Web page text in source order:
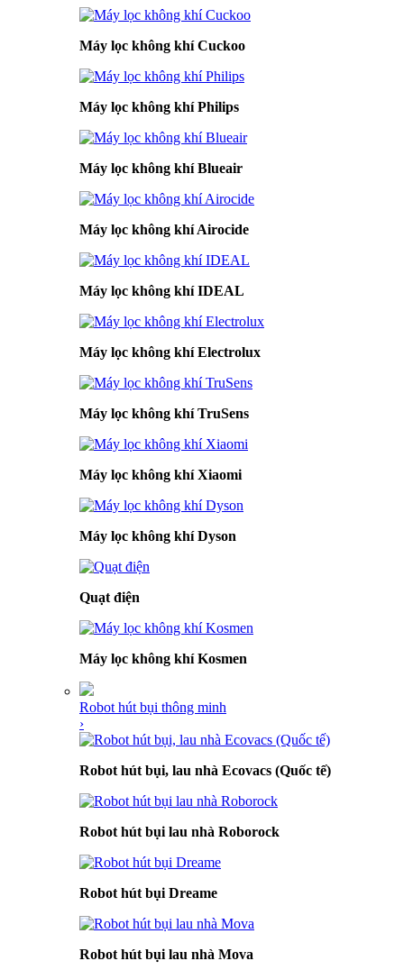
Máy lọc không khí Cuckoo
Máy lọc không khí Philips
Máy lọc không khí Blueair
Máy lọc không khí Airocide
Máy lọc không khí IDEAL
Máy lọc không khí Electrolux
Máy lọc không khí TruSens
Máy lọc không khí Xiaomi
Máy lọc không khí Dyson
Quạt điện
Máy lọc không khí Kosmen
Robot hút bụi thông minh
›
Robot hút bụi, lau nhà Ecovacs (Quốc tế)
Robot hút bụi lau nhà Roborock
Robot hút bụi Dreame
Robot hút bụi lau nhà Mova